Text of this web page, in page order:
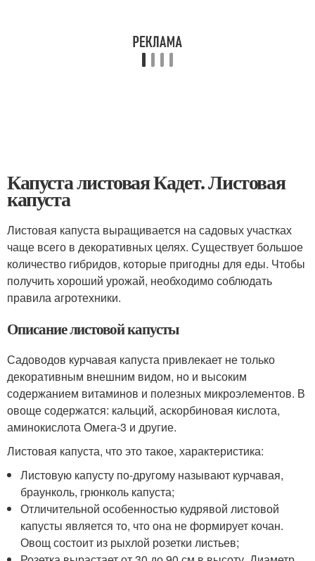
Капуста листовая Кадет. Листовая
капуста
Листовая капуста выращивается на садовых участках
чаще всего в декоративных целях. Существует большое
количество гибридов, которые пригодны для еды. Чтобы
получить хороший урожай, необходимо соблюдать
правила агротехники.
Описание листовой капусты
Садоводов курчавая капуста привлекает не только
декоративным внешним видом, но и высоким
содержанием витаминов и полезных микроэлементов. В
овоще содержатся: кальций, аскорбиновая кислота,
аминокислота Омега-3 и другие.
Листовая капуста, что это такое, характеристика:
Листовую капусту по-другому называют курчавая,
браунколь, грюнколь капуста;
Отличительной особенностью кудрявой листовой
капусты является то, что она не формирует кочан.
Овощ состоит из рыхлой розетки листьев;